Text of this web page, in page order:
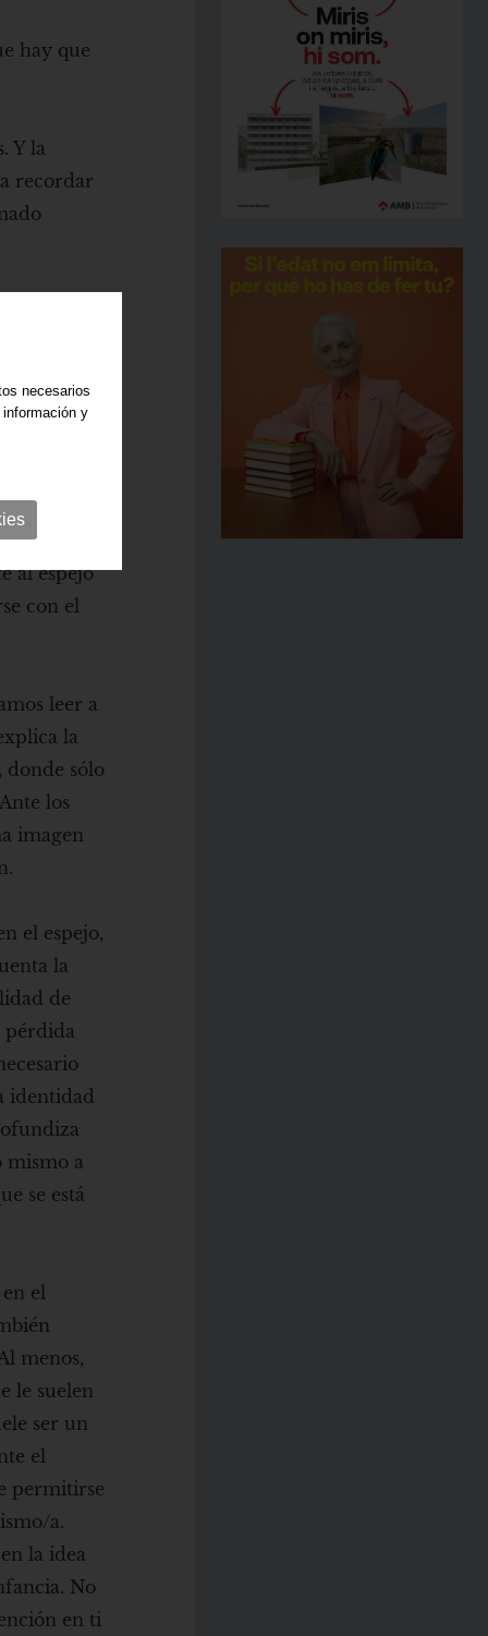
hay que
Y la
recordar
unos
al espejo
con el
leer a
la
donde sólo
los
imagen
el espejo,
la
de
pérdida
identidad
mismo a
se está
el
menos,
le suelen
ser un
el
permitirse
a.
la idea
No
en ti
necesarios
y